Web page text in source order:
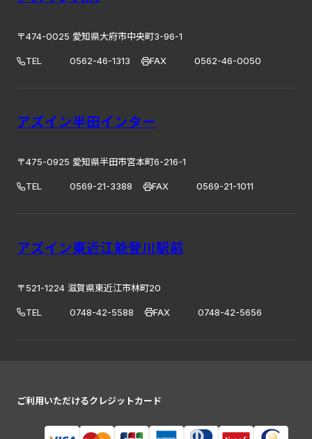
〒474-0025 愛知県大府市中央町3-96-1
TEL 0562-46-1313 FAX 0562-46-0050
アズイン半田インター
〒475-0925 愛知県半田市宮本町6-216-1
TEL 0569-21-3388 FAX 0569-21-1011
アズイン東近江能登川駅前
〒521-1224 滋賀県東近江市林町20
TEL 0748-42-5588 FAX 0748-42-5656
ご利用いただけるクレジットカード